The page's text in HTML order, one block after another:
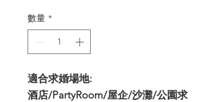
數量 *
適合求婚場地:
酒店/PartyRoom/屋企/沙灘/公園求